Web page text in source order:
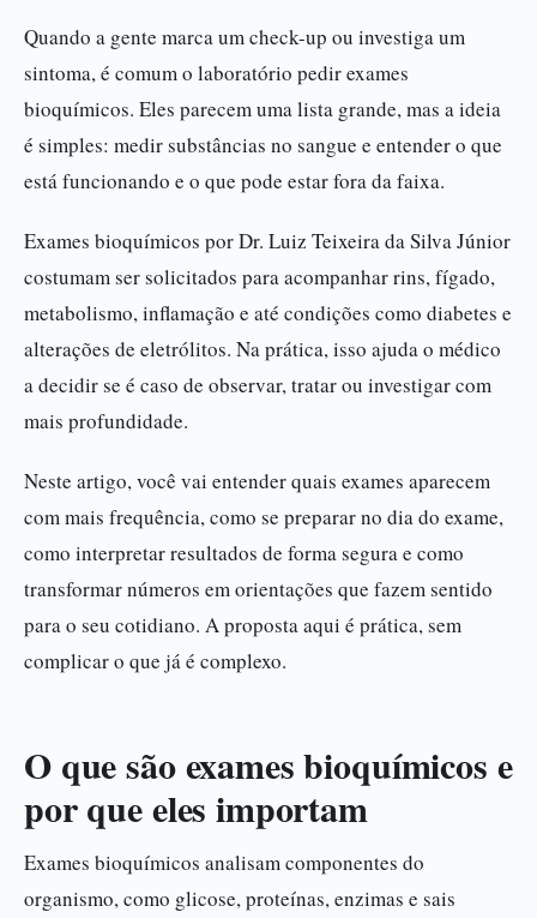
Quando a gente marca um check-up ou investiga um
sintoma, é comum o laboratório pedir exames
bioquímicos. Eles parecem uma lista grande, mas a ideia
é simples: medir substâncias no sangue e entender o que
está funcionando e o que pode estar fora da faixa.
Exames bioquímicos por Dr. Luiz Teixeira da Silva Júnior
costumam ser solicitados para acompanhar rins, fígado,
metabolismo, inflamação e até condições como diabetes e
alterações de eletrólitos. Na prática, isso ajuda o médico
a decidir se é caso de observar, tratar ou investigar com
mais profundidade.
Neste artigo, você vai entender quais exames aparecem
com mais frequência, como se preparar no dia do exame,
como interpretar resultados de forma segura e como
transformar números em orientações que fazem sentido
para o seu cotidiano. A proposta aqui é prática, sem
complicar o que já é complexo.
O que são exames bioquímicos e
por que eles importam
Exames bioquímicos analisam componentes do
organismo, como glicose, proteínas, enzimas e sais